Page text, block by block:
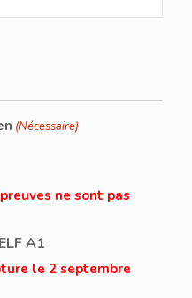
(Nécessaire)
ne sont pas
A1
le 2 septembre